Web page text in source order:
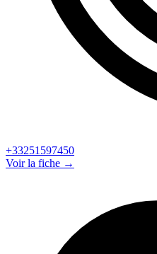
+33251597450
Voir la fiche →